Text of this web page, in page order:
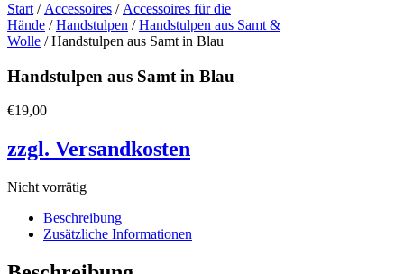
Start / Accessoires / Accessoires für die
Hände /Handstulpen /Handstulpen aus Samt &
Wolle / Handstulpen aus Samt in Blau
Handstulpen aus Samt in Blau
€19,00
zzgl. Versandkosten
Nicht vorrätig
Beschreibung
Zusätzliche Informationen